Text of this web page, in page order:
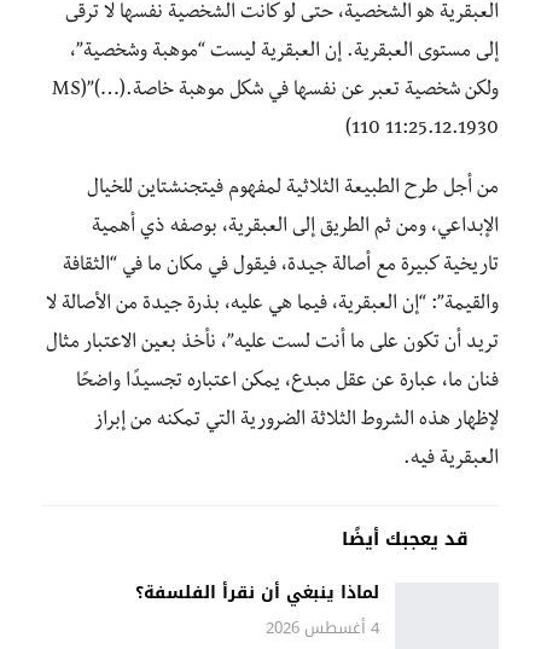
العبقرية هو الشخصية، حتى لو كانت الشخصية نفسها لا ترقى
إلى مستوى العبقرية. إن العبقرية ليست “موهبة وشخصية”،
ولكن شخصية تعبر عن نفسها في شكل موهبة خاصة.(…)”(MS
110 11:25.12.1930)
من أجل طرح الطبيعة الثلاثية لمفهوم فيتجنشتاين للخيال
الإبداعي، ومن ثم الطريق إلى العبقرية، بوصفه ذي أهمية
تاريخية كبيرة مع أصالة جيدة، فيقول في مكان ما في “الثقافة
والقيمة”: “إن العبقرية، فيما هي عليه، بذرة جيدة من الأصالة لا
تريد أن تكون على ما أنت لست عليه”، نأخذ بعين الاعتبار مثال
فنان ما، عبارة عن عقل مبدع، يمكن اعتباره تجسيدًا واضحًا
لإظهار هذه الشروط الثلاثة الضرورية التي تمكنه من إبراز
العبقرية فيه.
قد يعجبك أيضًا
لماذا ينبغي أن نقرأ الفلسفة؟
4 أغسطس 2026